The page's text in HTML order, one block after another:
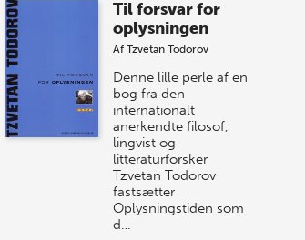
sommer-lagersalg!
Vi gentager succesen og inviterer igen i
år til vores store sommer-lagersalg,
så sæt kryds i kalenderen onsdag den
10. j…
Til forsvar for
oplysningen
AfTzvetan Todorov
Denne lille perle af en
bog fra den
internationalt
anerkendte filosof,
lingvist og
litteraturforsker
Tzvetan Todorov
fastsætter
Oplysningstiden som
d…